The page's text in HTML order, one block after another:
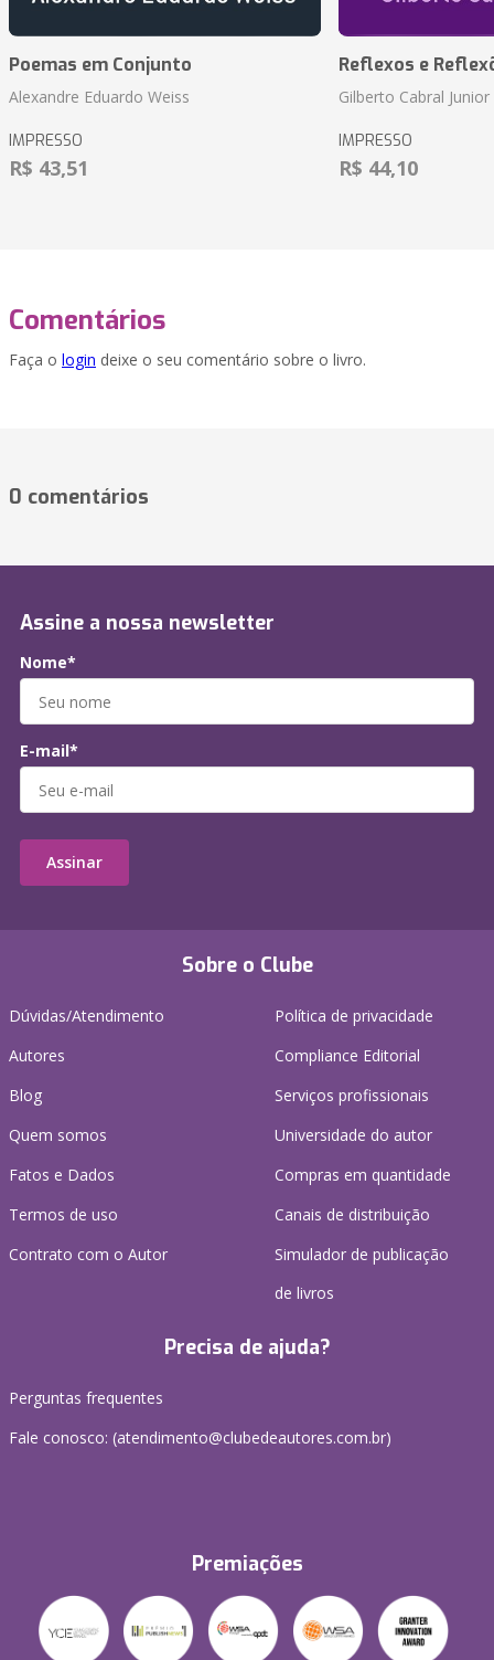
Poemas em Conjunto
Alexandre Eduardo Weiss
IMPRESSO
R$ 43,51
Reflexos e
Gilberto Cabral Junior
IMPRESSO
R$ 44,10
Comentários
Faça o login deixe o seu comentário sobre o livro.
0 comentários
Sobre o Clube
Dúvidas/Atendimento
Autores
Blog
Quem somos
Fatos e Dados
Termos de uso
Contrato com o Autor
Política de privacidade
Compliance Editorial
Serviços profissionais
Universidade do autor
Compras em quantidade
Canais de distribuição
Simulador de publicação
de livros
Precisa de ajuda?
Perguntas frequentes
Fale conosco: (atendimento@clubedeautores.com.br)
Premiações
Assine a nossa newsletter
Nome*
E-mail*
Assinar